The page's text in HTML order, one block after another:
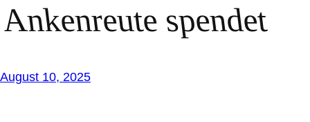
Ankenreute spendet
August 10, 2025